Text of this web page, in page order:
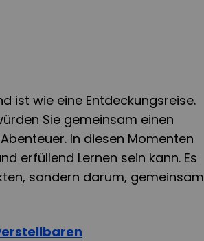
ist wie eine Entdeckungsreise.
Sie gemeinsam einen
In diesen Momenten
erfüllend Lernen sein kann. Es
sondern darum, gemeinsam